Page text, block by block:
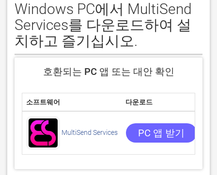
Windows PC에서 MultiSend
Services를 다운로드하여 설
치하고 즐기십시오.
호환되는 PC 앱 또는 대안 확인
소프트웨어 다운로드
MultiSend Services PC 앱 받기